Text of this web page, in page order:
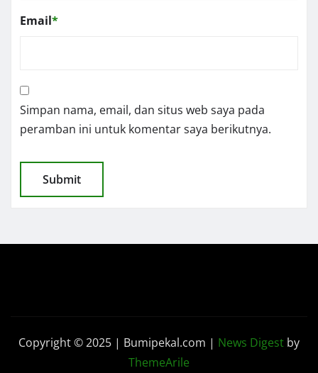
Email*
Simpan nama, email, dan situs web saya pada
peramban ini untuk komentar saya berikutnya.
Copyright © 2025 | Bumipekal.com | News Digest by
ThemeArile